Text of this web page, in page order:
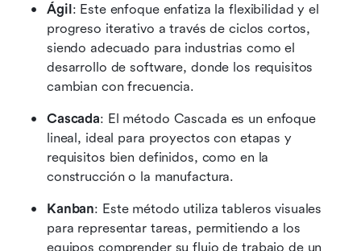
Ágil: Este enfoque enfatiza la flexibilidad y el
progreso iterativo a través de ciclos cortos,
siendo adecuado para industrias como el
desarrollo de software, donde los requisitos
cambian con frecuencia.
Cascada: El método Cascada es un enfoque
lineal, ideal para proyectos con etapas y
requisitos bien definidos, como en la
construcción o la manufactura.
Kanban: Este método utiliza tableros visuales
para representar tareas, permitiendo a los
equipos comprender su flujo de trabajo de un